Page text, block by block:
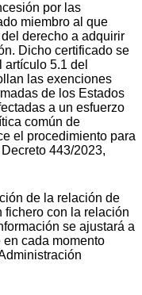
por las
miembro al que
derecho a adquirir
Dicho certificado se
5.1 del
las exenciones
de los Estados
a un esfuerzo
común de
el procedimiento para
443/2023,
de la relación de
fichero con la relación
se ajustará a
cada momento